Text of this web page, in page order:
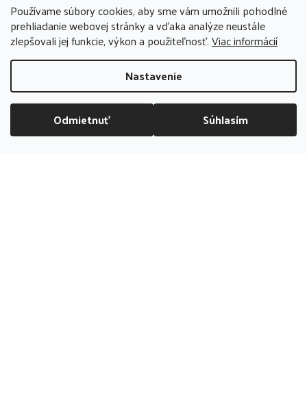
Používame súbory cookies, aby sme vám umožnili pohodlné
prehliadanie webovej stránky a vďaka analýze neustále
zlepšovali jej funkcie, výkon a použiteľnosť.Viac informácií
Nastavenie
Odmietnuť Súhlasím
DOPRAVA ZADARMO NAD 70 EUR
Kamenná predajňa
BUBLIBOOM
+421 911 123 286
po-pia 09:00 - 17:00, so 09:00 - 13:00
info@bubliboom.sk